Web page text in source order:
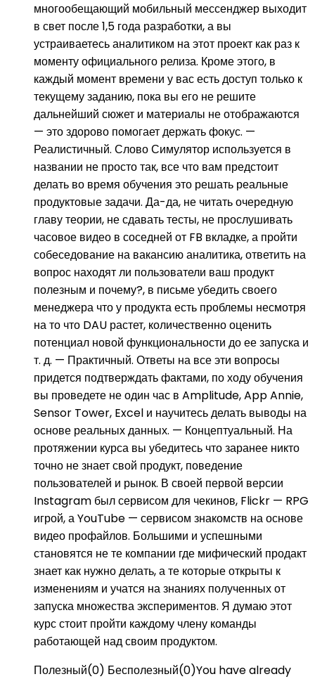
многообещающий мобильный мессенджер выходит
в свет после 1,5 года разработки, а вы
устраиваетесь аналитиком на этот проект как раз к
моменту официального релиза. Кроме этого, в
каждый момент времени у вас есть доступ только к
текущему заданию, пока вы его не решите
дальнейший сюжет и материалы не отображаются
— это здорово помогает держать фокус. —
Реалистичный. Слово Симулятор используется в
названии не просто так, все что вам предстоит
делать во время обучения это решать реальные
продуктовые задачи. Да-да, не читать очередную
главу теории, не сдавать тесты, не прослушивать
часовое видео в соседней от FB вкладке, а пройти
собеседование на вакансию аналитика, ответить на
вопрос находят ли пользователи ваш продукт
полезным и почему?, в письме убедить своего
менеджера что у продукта есть проблемы несмотря
на то что DAU растет, количественно оценить
потенциал новой функциональности до ее запуска и
т. д. — Практичный. Ответы на все эти вопросы
придется подтверждать фактами, по ходу обучения
вы проведете не один час в Amplitude, App Annie,
Sensor Tower, Excel и научитесь делать выводы на
основе реальных данных. — Концептуальный. На
протяжении курса вы убедитесь что заранее никто
точно не знает свой продукт, поведение
пользователей и рынок. В своей первой версии
Instagram был сервисом для чекинов, Flickr — RPG
игрой, а YouTube — сервисом знакомств на основе
видео профайлов. Большими и успешными
становятся не те компании где мифический продакт
знает как нужно делать, а те которые открыты к
изменениям и учатся на знаниях полученных от
запуска множества экспериментов. Я думаю этот
курс стоит пройти каждому члену команды
работающей над своим продуктом.
Полезный(0) Бесполезный(0)You have already